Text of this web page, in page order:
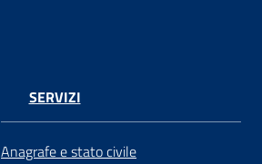
SERVIZI
Anagrafe e stato civile